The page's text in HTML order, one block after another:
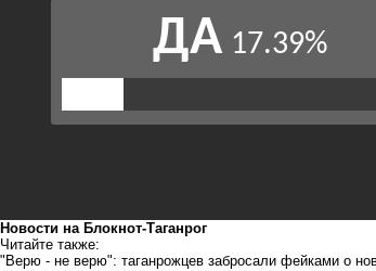
Новости на Блoкнoт-Таганрог
Читайте также:
"Верю - не верю": таганрожцев забросали фейками о